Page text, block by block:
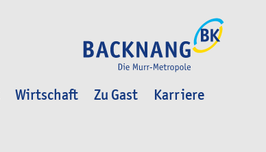
Wirtschaft Zu Gast
Karriere